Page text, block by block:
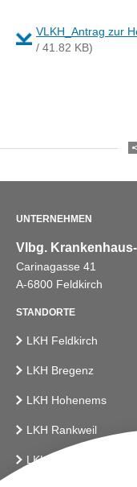
VLKH_Antrag zur
/ 41.82 KB)
UNTERNEHMEN
Vlbg.
Carinagasse 41
A-6800 Feldkirch
STANDORTE
LKH Feldkirch
LKH Bregenz
LKH Hohenems
LKH Rankweil
LKH Bludenz